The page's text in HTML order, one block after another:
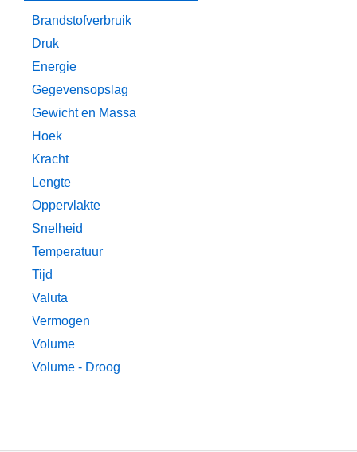
Brandstofverbruik
Druk
Energie
Gegevensopslag
Gewicht en Massa
Hoek
Kracht
Lengte
Oppervlakte
Snelheid
Temperatuur
Tijd
Valuta
Vermogen
Volume
Volume - Droog